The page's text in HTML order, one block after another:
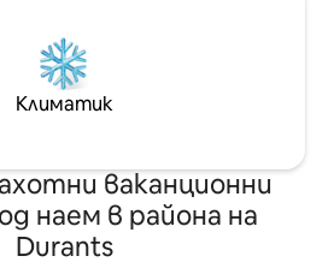
Климатик
ваканционни
наем в района на
Durants